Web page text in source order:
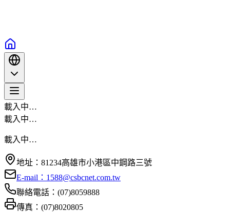
載入中…
載入中…
載入中…
地址：81234高雄市小港區中鋼路三號
E-mail：1588@csbcnet.com.tw
聯絡電話：(07)8059888
傳真：(07)8020805